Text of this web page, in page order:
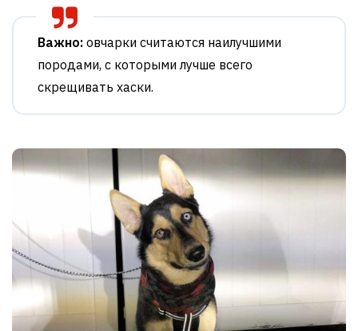
Важно: овчарки считаются наилучшими
породами, с которыми лучше всего
скрещивать хаски.